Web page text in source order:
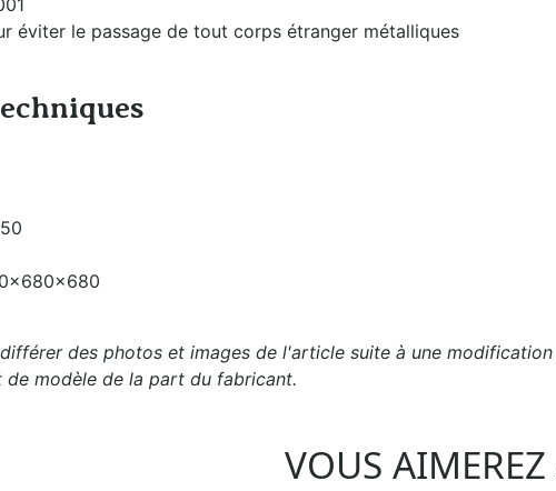
éviter le passage de tout corps étranger métalliques
des photos et images de l'article suite à une
de modèle de la part du fabricant.
VOUS